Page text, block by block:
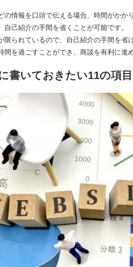
情報を口頭で伝える場合、時間がかか
己紹介の手間を省くことが可能です。
られているので、自己紹介の手間を省
間を過ごすことができ、商談を有利に進
書いておきたい11の項目